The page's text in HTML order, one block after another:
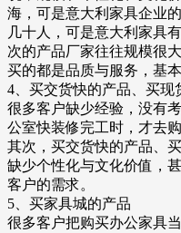
海，可是意大利家具企业
几十人，可是意大利家具
次的产品厂家往往规模很
买的都是品质与服务，基
4、买交货快的产品、买现
很多客户缺少经验，没有
公室快装修完工时，才去
其次，买交货快的产品、
缺少个性化与文化价值，
客户的需求。
5、买家具城的产品
很多客户把购买办公家具